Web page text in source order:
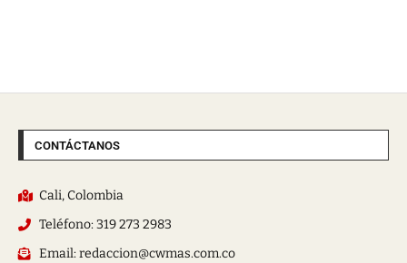
CONTÁCTANOS
Cali, Colombia
Teléfono: 319 273 2983
Email: redaccion@cwmas.com.co